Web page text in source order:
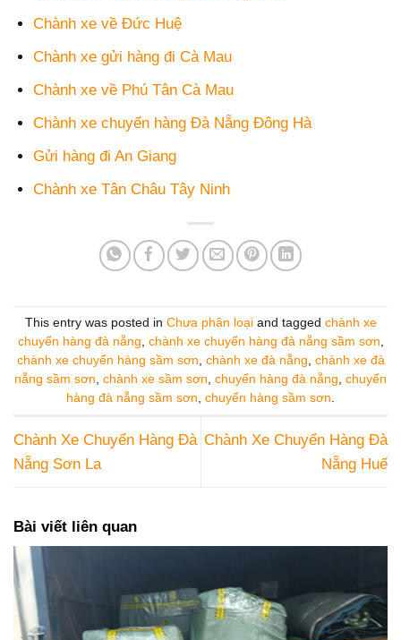
Chành xe về Đức Huệ
Chành xe gửi hàng đi Cà Mau
Chành xe về Phú Tân Cà Mau
Chành xe chuyển hàng Đà Nẵng Đông Hà
Gửi hàng đi An Giang
Chành xe Tân Châu Tây Ninh
This entry was posted in Chưa phân loạiand tagged chành xe
chuyển hàng đà nẵng chành xe chuyển hàng đà nẵng sầm sơn
chành xe chuyển hàng sầm sơn chành xe đà nẵng chành xe đà
nẵng sầm sơn chành xe sầm sơn chuyển hàng đà nẵng chuyển
hàng đà nẵng sầm sơn chuyển hàng sầm sơn
Chành Xe Chuyển Hàng Đà
Nẵng Sơn La
Chành Xe Chuyển Hàng Đà
Nẵng Huế
Bài viết liên quan